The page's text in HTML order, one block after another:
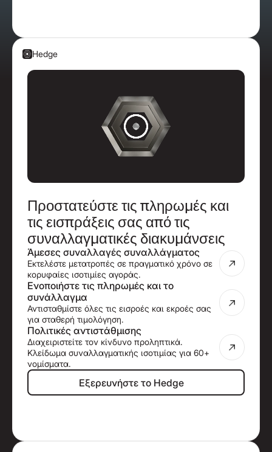
Hedge
Προστατεύστε τις πληρωμές και
τις εισπράξεις σας από τις
συναλλαγματικές διακυμάνσεις
Άμεσες συναλλαγές συναλλάγματος
Εκτελέστε μετατροπές σε πραγματικό χρόνο σε
κορυφαίες ισοτιμίες αγοράς.
Ενοποιήστε τις πληρωμές και το
συνάλλαγμα
Αντισταθμίστε όλες τις εισροές και εκροές σας
για σταθερή τιμολόγηση.
Πολιτικές αντιστάθμισης
Διαχειριστείτε τον κίνδυνο προληπτικά.
Κλείδωμα συναλλαγματικής ισοτιμίας για 60+
νομίσματα.
Εξερευνήστε το Hedge
Εξερευνήστε το Hedge